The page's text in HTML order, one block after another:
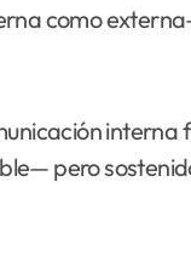
como
interna
pero